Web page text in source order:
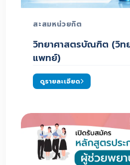
สะสมหน่วยกิต
วิทยาศาสตรบัณฑิต (วิท
แพทย์)
ดูรายละเอียด